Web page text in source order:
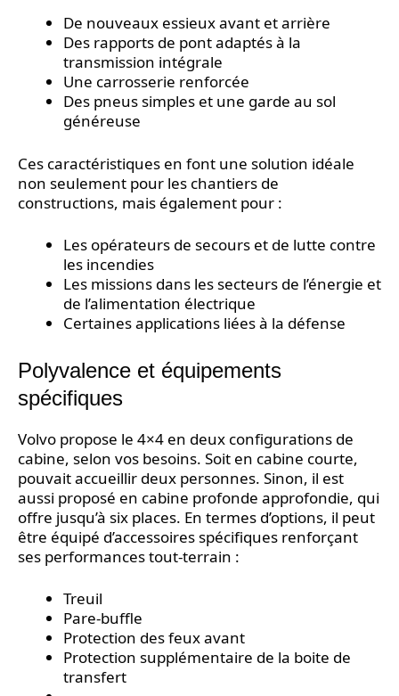
De nouveaux essieux avant et arrière
Des rapports de pont adaptés à la
transmission intégrale
Une carrosserie renforcée
Des pneus simples et une garde au sol
généreuse
Ces caractéristiques en font une solution idéale
non seulement pour les chantiers de
constructions, mais également pour :
Les opérateurs de secours et de lutte contre
les incendies
Les missions dans les secteurs de l’énergie et
de l’alimentation électrique
Certaines applications liées à la défense
Polyvalence et équipements
spécifiques
Volvo propose le 4×4 en deux configurations de
cabine, selon vos besoins. Soit en cabine courte,
pouvait accueillir deux personnes. Sinon, il est
aussi proposé en cabine profonde approfondie, qui
offre jusqu’à six places. En termes d’options, il peut
être équipé d’accessoires spécifiques renforçant
ses performances tout-terrain :
Treuil
Pare-buffle
Protection des feux avant
Protection supplémentaire de la boite de
transfert